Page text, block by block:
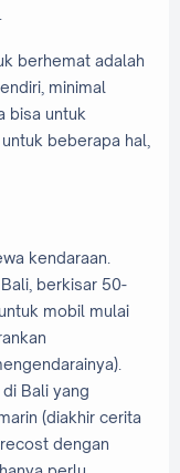
berhemat adalah
minimal
bisa untuk
beberapa hal,
kendaraan.
berkisar 50-
mobil mulai
Bali yang
(diakhir cerita
dengan